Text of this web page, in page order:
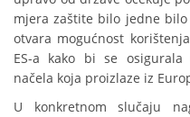
mjera zaštite bilo jedne
otvara mogućnost
ES-a kako bi se
načela koja proizlaze iz
U konkretnom slučaju